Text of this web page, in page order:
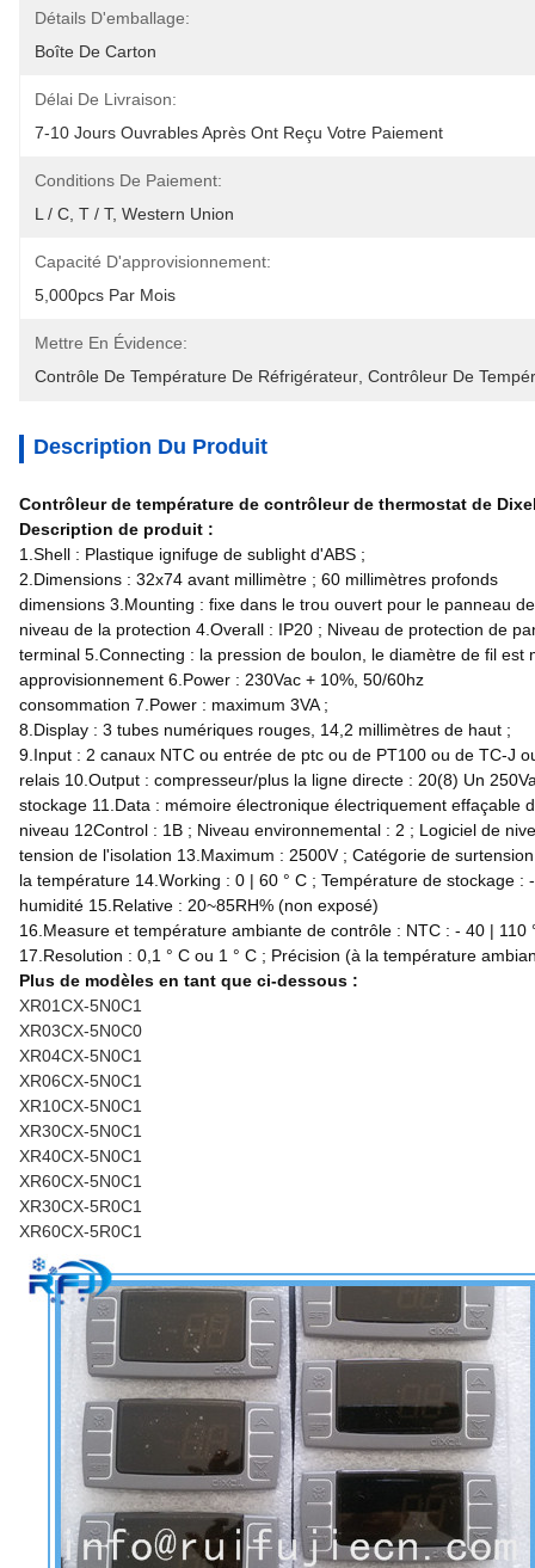
Détails D'emballage:
Boîte De Carton
Délai De Livraison:
7-10 Jours Ouvrables Après Ont Reçu Votre Paiement
Conditions De Paiement:
L / C, T / T, Western Union
Capacité D'approvisionnement:
5,000pcs Par Mois
Mettre En Évidence:
Contrôle De Température De Réfrigérateur Contrôleur De
Description Du Produit
Contrôleur de température de contrôleur de thermostat de
Description de produit :
1.Shell : Plastique ignifuge de sublight d'ABS ;
2.Dimensions : 32x74 avant millimètre ; 60 millimètres profonds
dimensions 3.Mounting : fixe dans le trou ouvert pour le panneau
niveau de la protection 4.Overall : IP20 ; Niveau de protection de
terminal 5.Connecting : la pression de boulon, le diamètre de fil est
approvisionnement 6.Power : 230Vac + 10%, 50/60hz
consommation 7.Power : maximum 3VA ;
8.Display : 3 tubes numériques rouges, 14,2 millimètres de haut ;
9.Input : 2 canaux NTC ou entrée de ptc ou de PT100 ou de TC-J
relais 10.Output : compresseur/plus la ligne directe : 20(8) Un
stockage 11.Data : mémoire électronique électriquement effaçable
niveau 12Control : 1B ; Niveau environnemental : 2 ; Logiciel de
tension de l'isolation 13.Maximum : 2500V ; Catégorie de
la température 14.Working : 0 | 60 ° C ; Température de stockage :
humidité 15.Relative : 20~85RH% (non exposé)
16.Measure et température ambiante de contrôle : NTC : - 40 |
17.Resolution : 0,1 ° C ou 1 ° C ; Précision (à la température
Plus de modèles en tant que ci-dessous :
XR01CX-5N0C1
XR03CX-5N0C0
XR04CX-5N0C1
XR06CX-5N0C1
XR10CX-5N0C1
XR30CX-5N0C1
XR40CX-5N0C1
XR60CX-5N0C1
XR30CX-5R0C1
XR60CX-5R0C1